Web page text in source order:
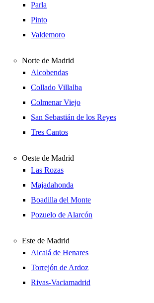
Parla
Pinto
Valdemoro
Norte de Madrid
Alcobendas
Collado Villalba
Colmenar Viejo
San Sebastián de los Reyes
Tres Cantos
Oeste de Madrid
Las Rozas
Majadahonda
Boadilla del Monte
Pozuelo de Alarcón
Este de Madrid
Alcalá de Henares
Torrejón de Ardoz
Rivas-Vaciamadrid